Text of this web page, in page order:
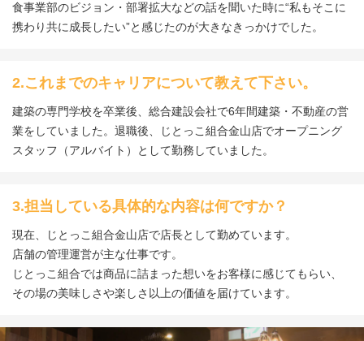
食事業部のビジョン・部署拡大などの話を聞いた時に“私もそこに
携わり共に成長したい”と感じたのが大きなきっかけでした。
2.これまでのキャリアについて教えて下さい。
建築の専門学校を卒業後、総合建設会社で6年間建築・不動産の営
業をしていました。退職後、じとっこ組合金山店でオープニング
スタッフ（アルバイト）として勤務していました。
3.担当している具体的な内容は何ですか？
現在、じとっこ組合金山店で店長として勤めています。
店舗の管理運営が主な仕事です。
じとっこ組合では商品に詰まった想いをお客様に感じてもらい、
その場の美味しさや楽しさ以上の価値を届けています。